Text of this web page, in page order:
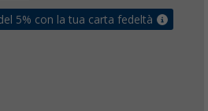
5% con la tua carta fedeltà